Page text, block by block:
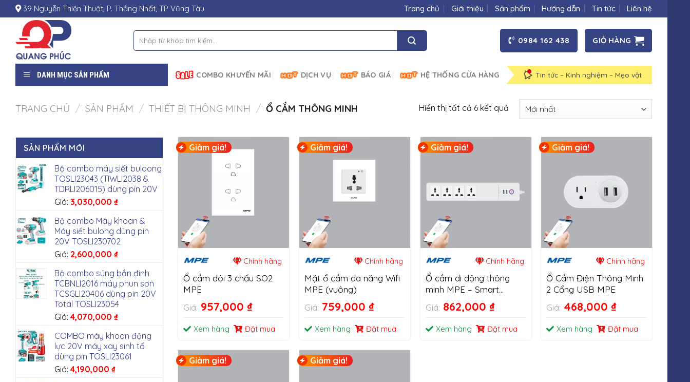
to
content
39 Nguyễn Thiện Thuật, P. Thắng Nhất, TP Vũng Tàu Trang chủ Giới thiệu Sản phẩm Hướng dẫn Tin tức Liên hệ
Tìm
kiếm:
0984 162 438 GIỎ HÀNG
DANH MỤC SẢN PHẨM COMBO KHUYẾN MÃI DỊCH VỤ BÁO GIÁ HỆ THỐNG CỬA HÀNG Tin tức – Kinh nghiệm – Mẹo vặt
TRANG CHỦ / SẢN PHẨM / THIẾT BỊ THÔNG MINH / Ổ CẮM THÔNG MINH Hiển thị tất cả 6 kết quả
SẢN PHẨM MỚI
Bộ combo máy siết buloong
TOSLI23043 (TIWLI2038 &
TDRLI206015) dùng pin 20V
Giá: 3,030,000 ₫
Bộ combo Máy khoan &
Máy siết bulong dùng pin
20V TOSLI230702
Giá: 2,600,000 ₫
Bộ combo súng bắn đinh
TCBNLI2016 máy phun sơn
TCSGLI20406 dùng pin 20V
Total TOSLI23054
Giá: 4,070,000 ₫
COMBO máy khoan động
lực 20V máy xay sinh tố
dùng pin TOSLI23061
Giá: 4,190,000 ₫
Giảm giá!
Chính hãng
Ổ cắm đôi 3 chấu SO2
MPE
Giá: 957,000 ₫
Xem hàng Đặt mua
Giảm giá!
Chính hãng
Mặt ổ cắm đa năng Wifi
MPE (vuông)
Giá: 759,000 ₫
Xem hàng Đặt mua
Giảm giá!
Chính hãng
Ổ cắm di động thông
minh MPE – Smart
Power Strip – Wifi – SPS1
Giá: 862,000 ₫
Xem hàng Đặt mua
Giảm giá!
Chính hãng
Ổ Cắm Điện Thông Minh
2 Cổng USB MPE
Giá: 468,000 ₫
Xem hàng Đặt mua
Giảm giá! Giảm giá!